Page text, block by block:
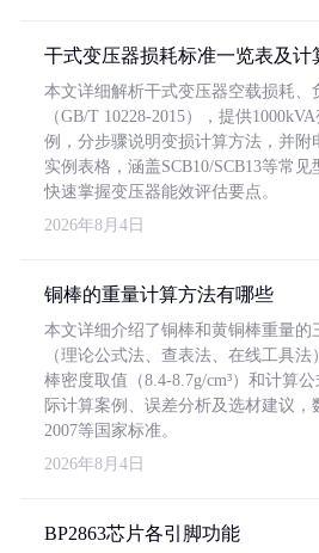
干式变压器损耗标准一览表及计
本文详细解析干式变压器空载损耗、
（GB/T 10228-2015），提供
例，分步骤说明变损计算方法，并附
实例表格，涵盖SCB10/SCB13等常
快速掌握变压器能效评估要点。
2026年8月4日
铜棒的重量计算方法有哪些
本文详细介绍了铜棒和黄铜棒重量的
（理论公式法、查表法、在线工具
棒密度取值（8.4-8.7g/cm³）和计算
际计算案例、误差分析及选材建议，
2007等国家标准。
2026年8月4日
BP2863芯片各引脚功能